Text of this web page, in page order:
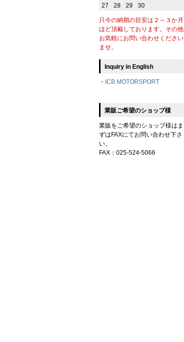
27
28 29 30
只今の納期の目安は２～３か月
ほど頂戴しております。その他
お気軽にお問い合わせください
ませ。
Inquiry in English
・ ICB MOTORSPORT
業販ご希望のショップ様
業販をご希望のショップ様はま
ずはFAXにてお問い合わせ下さ
い。
FAX：025-524-5066